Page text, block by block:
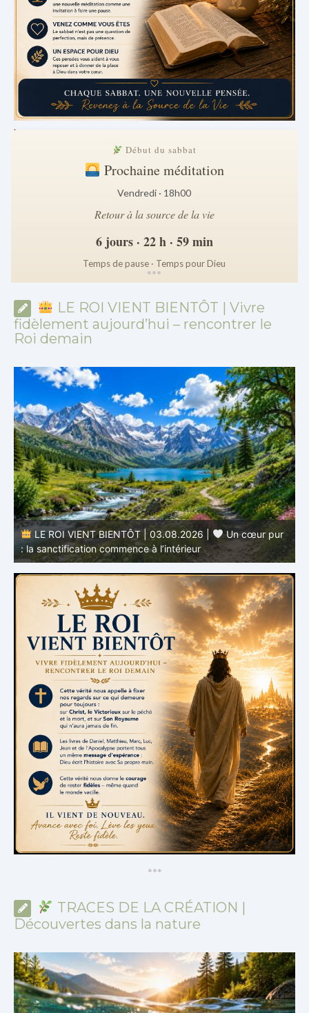
.
Début du sabbat
Prochaine méditation
Vendredi · 18h00
Retour à la source de la vie
6 jours · 22 h · 59 min
Temps de pause · Temps pour Dieu
***
LE ROI VIENT BIENTÔT | Vivre
fidèlement aujourd’hui – rencontrer le
Roi demain
LE ROI VIENT BIENTÔT | 02.08.2026 |
Devenir
semblable au Christ : Une transformation de l’intérieur
***
TRACES DE LA CRÉATION |
Découvertes dans la nature